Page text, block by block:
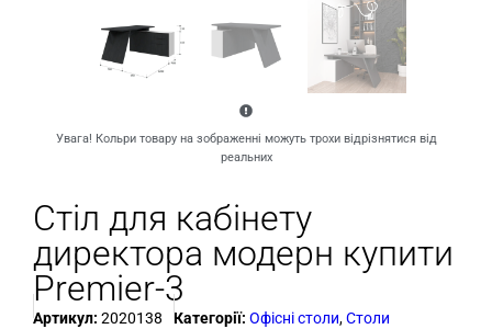
Увага! Кольри товару на зображенні можуть трохи відрізнятися від
реальних
Стіл для кабінету
директора модерн купити
Premier-3
Артикул: 2020138 Категорії: Офісні столи,Столи